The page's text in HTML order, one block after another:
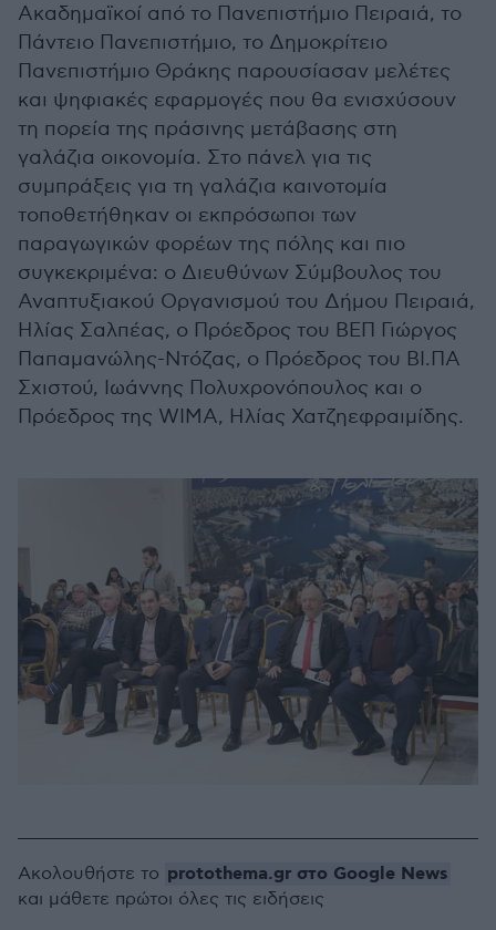
Ακαδημαϊκοί από το Πανεπιστήμιο Πειραιά, το
Πάντειο Πανεπιστήμιο, το Δημοκρίτειο
Πανεπιστήμιο Θράκης παρουσίασαν μελέτες
και ψηφιακές εφαρμογές που θα ενισχύσουν
τη πορεία της πράσινης μετάβασης στη
γαλάζια οικονομία. Στο πάνελ για τις
συμπράξεις για τη γαλάζια καινοτομία
τοποθετήθηκαν οι εκπρόσωποι των
παραγωγικών φορέων της πόλης και πιο
συγκεκριμένα: ο Διευθύνων Σύμβουλος του
Αναπτυξιακού Οργανισμού του Δήμου Πειραιά,
Ηλίας Σαλπέας, ο Πρόεδρος του ΒΕΠ Γιώργος
Παπαμανώλης-Ντόζας, ο Πρόεδρος του ΒΙ.ΠΑ
Σχιστού, Ιωάννης Πολυχρονόπουλος και ο
Πρόεδρος της WIMA, Ηλίας Χατζηεφραιμίδης.
Ακολουθήστε το protothema.gr στο Google News
και μάθετε πρώτοι όλες τις ειδήσεις